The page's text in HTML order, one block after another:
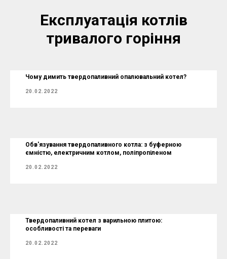
Експлуатація котлів
тривалого горіння
Чому димить твердопаливний опалювальний котел?
20.02.2022
Обв'язування твердопаливного котла: з буферною
ємністю, електричним котлом, поліпропіленом
20.02.2022
Твердопаливний котел з варильною плитою:
особливості та переваги
20.02.2022